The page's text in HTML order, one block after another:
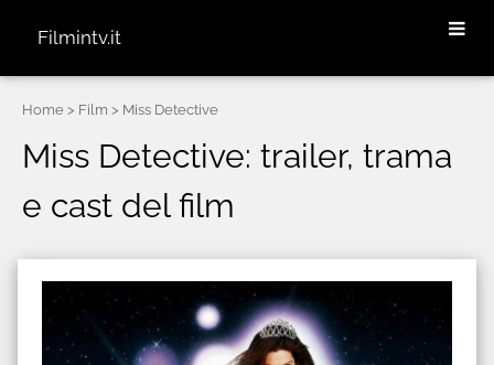
Filmintv.it
Home > Film > Miss Detective
Miss Detective: trailer, trama
e cast del film